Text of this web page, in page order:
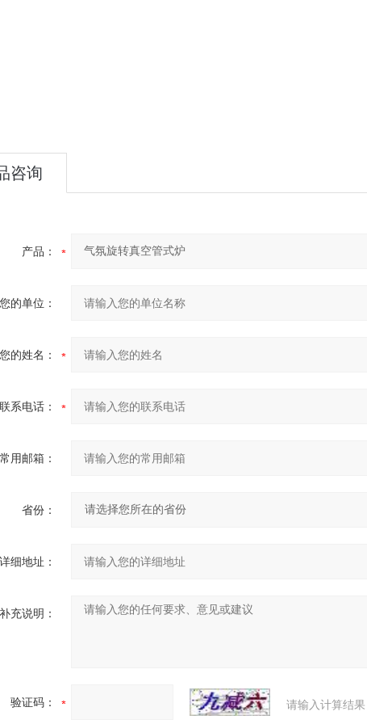
咨询
产品：
您的单位：
您的姓名：
联系电话：
常用邮箱：
省份：
详细地址：
补充说明：
验证码： 请输入计算结